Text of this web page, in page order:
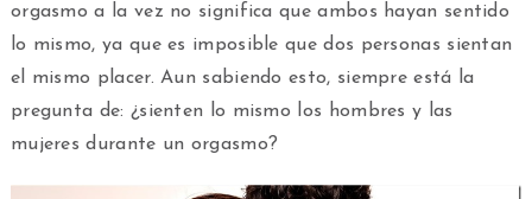
orgasmo a la vez no significa que ambos hayan sentido
lo mismo, ya que es imposible que dos personas sientan
el mismo placer. Aun sabiendo esto, siempre está la
pregunta de: ¿sienten lo mismo los hombres y las
mujeres durante un orgasmo?